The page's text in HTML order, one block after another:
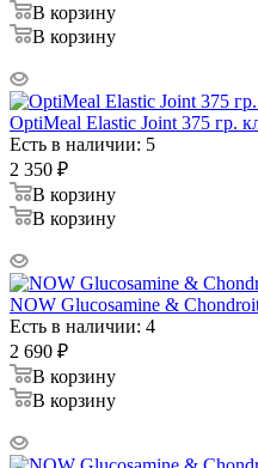
В корзину
В корзину
OptiMeal Elastic Joint 375 гр.
Есть в наличии: 5
2 350 ₽
В корзину
В корзину
NOW Glucosamine &
Есть в наличии: 4
2 690 ₽
В корзину
В корзину